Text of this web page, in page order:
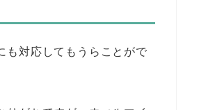
も対応してもうらことがで